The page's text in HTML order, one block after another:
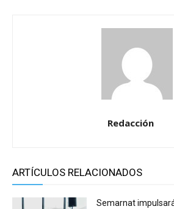
Redacción
ARTÍCULOS RELACIONADOS
Semarnat